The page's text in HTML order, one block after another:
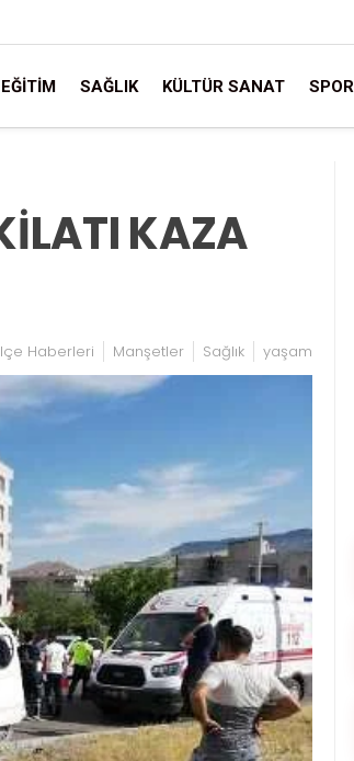
EĞITIM SAĞLIK KÜLTÜR SANAT SPOR
KAZA
Haberleri Manşetler Sağlık yaşam